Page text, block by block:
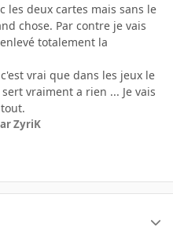
les deux cartes mais sans le
chose. Par contre je vais
totalement la
vrai que dans les jeux le
vraiment a rien ... Je vais
ZyriK